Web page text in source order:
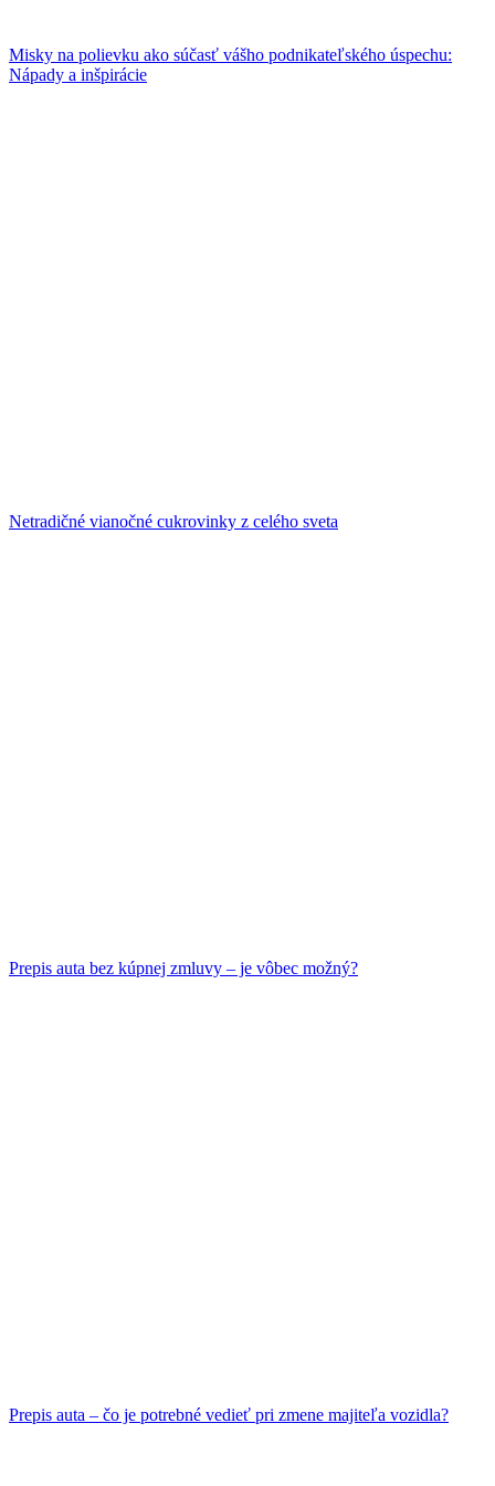
Misky na polievku ako súčasť vášho podnikateľského úspechu:
Nápady a inšpirácie
Netradičné vianočné cukrovinky z celého sveta
Prepis auta bez kúpnej zmluvy – je vôbec možný?
Prepis auta – čo je potrebné vedieť pri zmene majiteľa vozidla?